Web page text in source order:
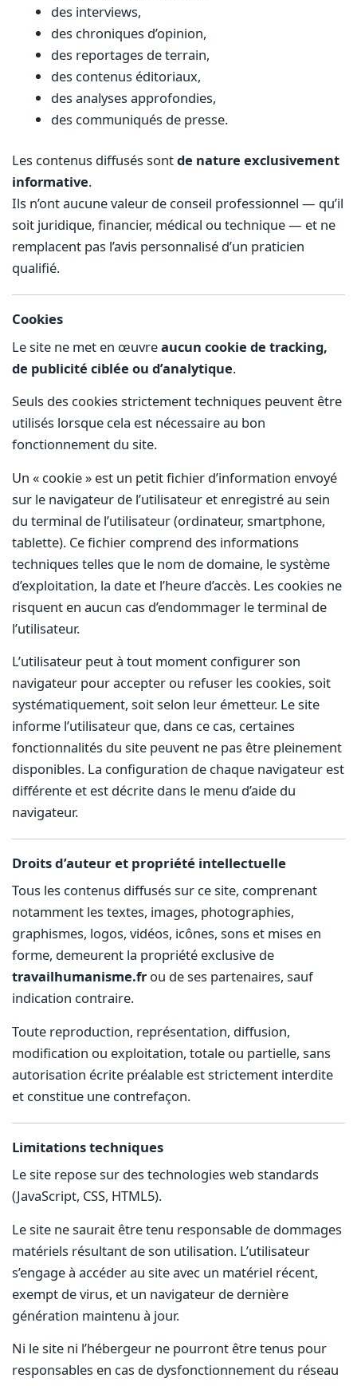
des interviews,
des chroniques d’opinion,
des reportages de terrain,
des contenus éditoriaux,
des analyses approfondies,
des communiqués de presse.
Les contenus diffusés sontde nature exclusivement
informative.
Ils n’ont aucune valeur de conseil professionnel — qu’il
soit juridique, financier, médical ou technique — et ne
remplacent pas l’avis personnalisé d’un praticien
qualifié.
Cookies
Le site ne met en œuvreaucun cookie de tracking,
de publicité ciblée ou d’analytique.
Seuls des cookies strictement techniques peuvent être
utilisés lorsque cela est nécessaire au bon
fonctionnement du site.
Un « cookie » est un petit fichier d’information envoyé
sur le navigateur de l’utilisateur et enregistré au sein
du terminal de l’utilisateur (ordinateur, smartphone,
tablette). Ce fichier comprend des informations
techniques telles que le nom de domaine, le système
d’exploitation, la date et l’heure d’accès. Les cookies ne
risquent en aucun cas d’endommager le terminal de
l’utilisateur.
L’utilisateur peut à tout moment configurer son
navigateur pour accepter ou refuser les cookies, soit
systématiquement, soit selon leur émetteur. Le site
informe l’utilisateur que, dans ce cas, certaines
fonctionnalités du site peuvent ne pas être pleinement
disponibles. La configuration de chaque navigateur est
différente et est décrite dans le menu d’aide du
navigateur.
Droits d’auteur et propriété intellectuelle
Tous les contenus diffusés sur ce site, comprenant
notamment les textes, images, photographies,
graphismes, logos, vidéos, icônes, sons et mises en
forme, demeurent la propriété exclusive de
travailhumanisme.frou de ses partenaires, sauf
indication contraire.
Toute reproduction, représentation, diffusion,
modification ou exploitation, totale ou partielle, sans
autorisation écrite préalable est strictement interdite
et constitue une contrefaçon.
Limitations techniques
Le site repose sur des technologies web standards
(JavaScript, CSS, HTML5).
Le site ne saurait être tenu responsable de dommages
matériels résultant de son utilisation. L’utilisateur
s’engage à accéder au site avec un matériel récent,
exempt de virus, et un navigateur de dernière
génération maintenu à jour.
Ni le site ni l’hébergeur ne pourront être tenus pour
responsables en cas de dysfonctionnement du réseau